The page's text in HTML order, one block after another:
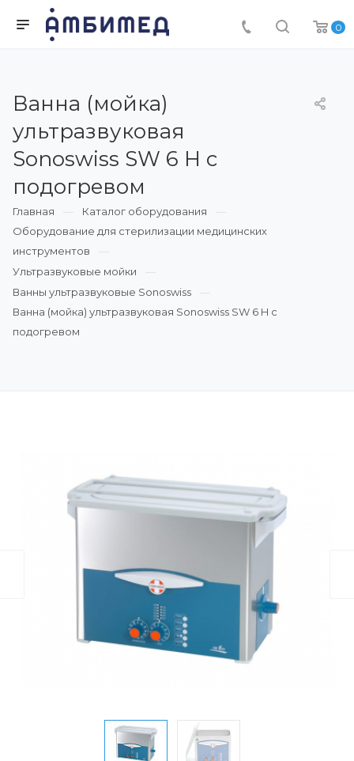
0
Ванна (мойка)
ультразвуковая
Sonoswiss SW 6 H с
подогревом
Главная
Каталог оборудования
Оборудование для стерилизации медицинских
инструментов
Ультразвуковые мойки
Ванны ультразвуковые Sonoswiss
Ванна (мойка) ультразвуковая Sonoswiss SW 6 H с
подогревом